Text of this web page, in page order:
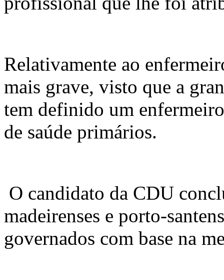
Relativamente ao
mais grave, visto que a
tem definido um
de saúde primários.
O candidato da CDU
madeirenses e porto-
governados com base na